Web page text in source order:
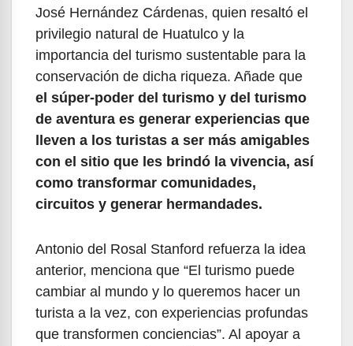
José Hernández Cárdenas, quien resaltó el
privilegio natural de Huatulco y la
importancia del turismo sustentable para la
conservación de dicha riqueza. Añade que
el súper-poder del turismo y del turismo
de aventura es generar experiencias que
lleven a los turistas a ser más amigables
con el sitio que les brindó la vivencia, así
como transformar comunidades,
circuitos y generar hermandades.
Antonio del Rosal Stanford refuerza la idea
anterior, menciona que “El turismo puede
cambiar al mundo y lo queremos hacer un
turista a la vez, con experiencias profundas
que transformen conciencias”. Al apoyar a